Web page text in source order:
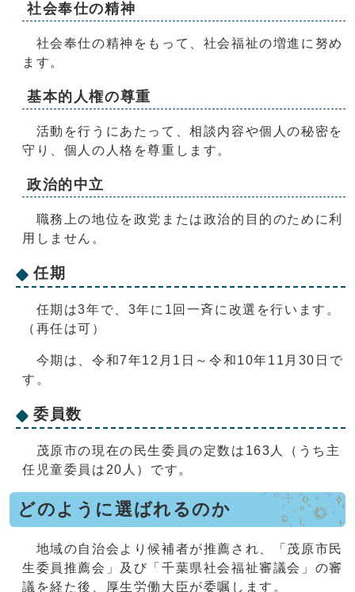
社会奉仕の精神
社会奉仕の精神をもって、社会福祉の増進に努め
ます。
基本的人権の尊重
活動を行うにあたって、相談内容や個人の秘密を
守り、個人の人格を尊重します。
政治的中立
職務上の地位を政党または政治的目的のために利
用しません。
任期
任期は3年で、3年に1回一斉に改選を行います。
（再任は可）
今期は、令和7年12月1日～令和10年11月30日で
す。
委員数
茂原市の現在の民生委員の定数は163人（うち主
任児童委員は20人）です。
どのように選ばれるのか
地域の自治会より候補者が推薦され、「茂原市民
生委員推薦会」及び「千葉県社会福祉審議会」の審
議を経た後、厚生労働大臣が委嘱します。